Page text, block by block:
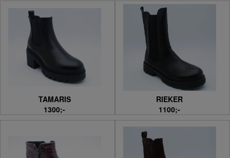
TAMARIS
1300;-
RIEKER
1100;-